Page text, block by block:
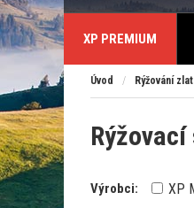
XP PREMIUM
Úvod / Rýžování
Výrobci: XP